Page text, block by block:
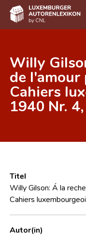
DE FR
Home
Autor(inn)en A-Z
Forschungsgruppe
Willy
de l'amour
Cahiers
1940 Nr.
Titel
Willy Gilson: Á la
Cahiers
Autor(in)